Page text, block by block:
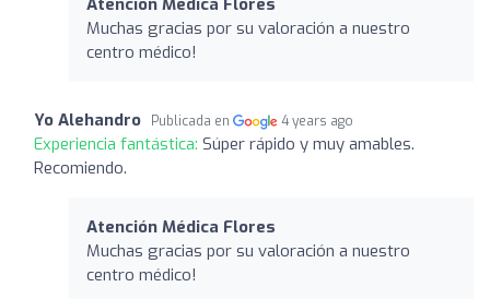
Atención Médica Flores
Muchas gracias por su valoración a nuestro
centro médico!
Yo Alehandro Publicada en 4 years ago
Experiencia fantástica: Súper rápido y muy amables.
Recomiendo.
Atención Médica Flores
Muchas gracias por su valoración a nuestro
centro médico!